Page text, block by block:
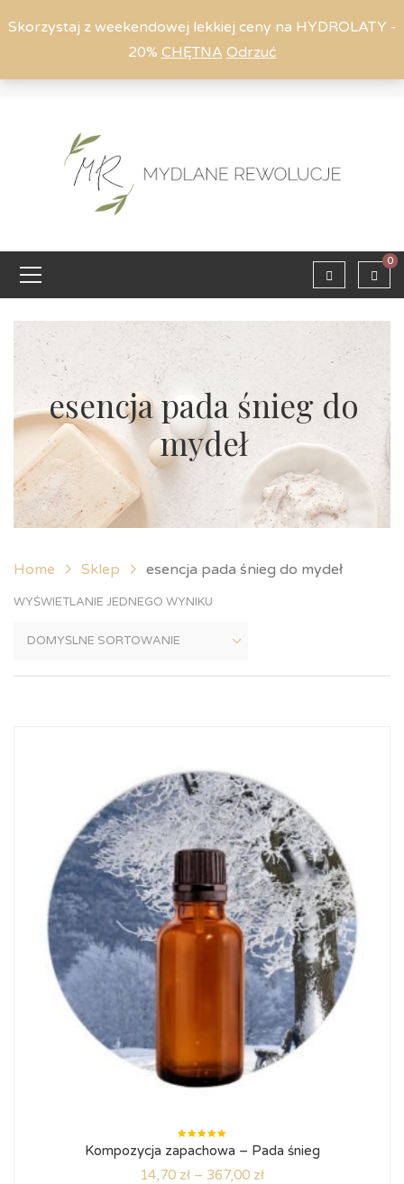
Skorzystaj z weekendowej lekkiej ceny na HYDROLATY -
20% CHĘTNA Odrzuć
0
esencja pada śnieg do
mydeł
Home Sklep esencja pada śnieg do mydeł
WYŚWIETLANIE JEDNEGO WYNIKU
Oceniono
5.00na
Kompozycja zapachowa – Pada śnieg
14,70 zł – 367,00 zł